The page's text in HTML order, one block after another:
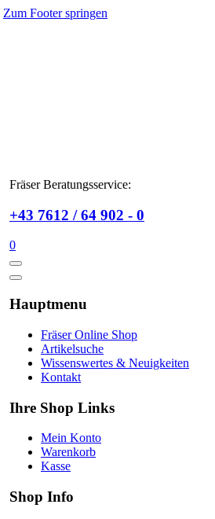
Zum Footer springen
Fräser Beratungsservice:
+43 7612 / 64 902 - 0
0
Hauptmenu
Fräser Online Shop
Artikelsuche
Wissenswertes & Neuigkeiten
Kontakt
Ihre Shop Links
Mein Konto
Warenkorb
Kasse
Shop Info